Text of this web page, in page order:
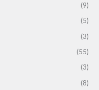
(9)
(5)
(3)
(55)
(3)
(8)